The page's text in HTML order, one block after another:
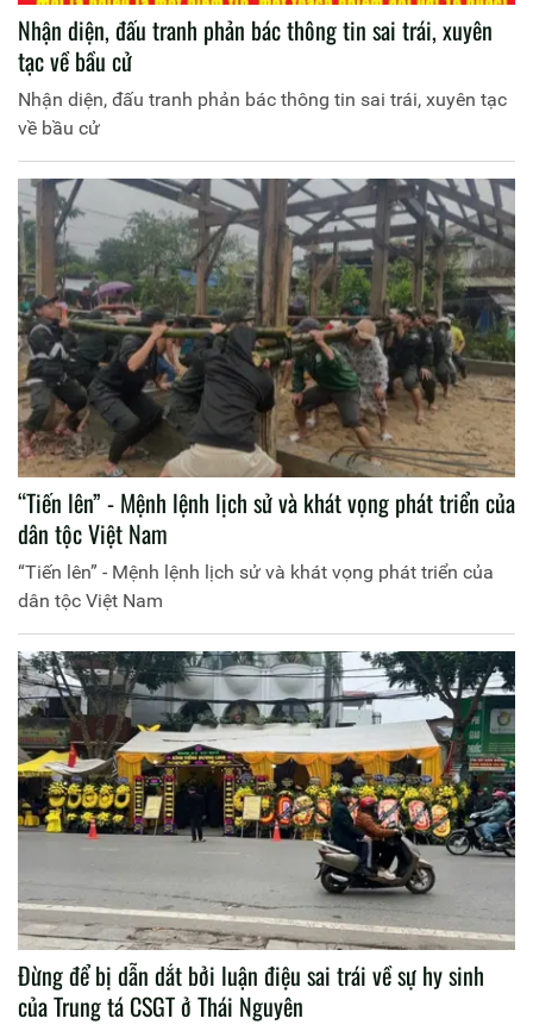
Nhận diện, đấu tranh phản bác thông tin sai trái, xuyên
tạc về bầu cử
Nhận diện, đấu tranh phản bác thông tin sai trái, xuyên tạc
về bầu cử
“Tiến lên” - Mệnh lệnh lịch sử và khát vọng phát triển của
dân tộc Việt Nam
“Tiến lên” - Mệnh lệnh lịch sử và khát vọng phát triển của
dân tộc Việt Nam
Đừng để bị dẫn dắt bởi luận điệu sai trái về sự hy sinh
của Trung tá CSGT ở Thái Nguyên